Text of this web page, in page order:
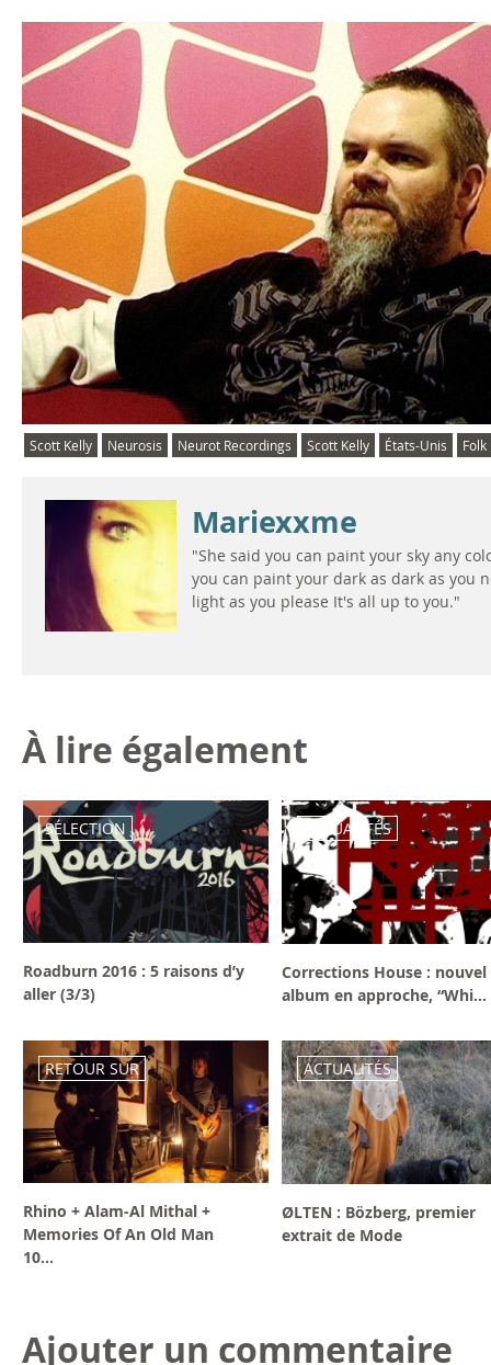
Scott Kelly Neurosis Neurot Recordings Scott Kelly États-Unis Folk
Mariexxme
"She said you can paint your sky any
you can paint your dark as dark as you
light as you please It's all up to you."
À lire également
SÉLECTION
Roadburn 2016 : 5 raisons d’y
aller (3/3)
ACTUALITÉS
Corrections House : nouvel
album en approche, “Whi...
RETOUR SUR
Rhino + Alam-Al Mithal +
Memories Of An Old Man
10...
ACTUALITÉS
ØLTEN : Bözberg, premier
extrait de Mode
Ajouter un commentaire